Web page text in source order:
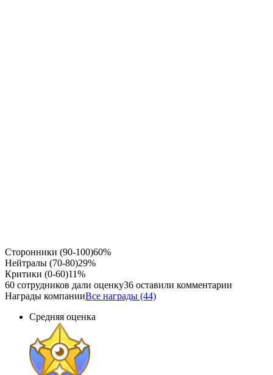
Сторонники (90-100)60%
Нейтралы (70-80)29%
Критики (0-60)11%
60 сотрудников дали оценку36 оставили комментарии
Награды компанииВсе награды (44)
Средняя оценка